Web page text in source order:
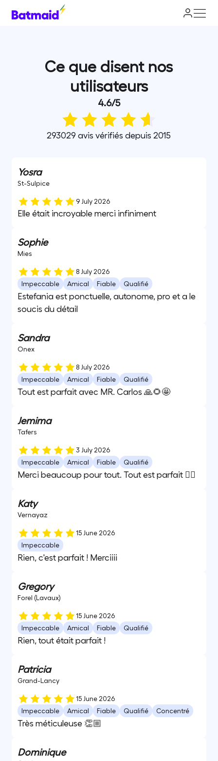
Ce que disent nos
utilisateurs
4.6/5
293029 avis vérifiés depuis 2015
Yosra
St-Sulpice
9 July 2026
Elle était incroyable merci infiniment
Sophie
Mies
8 July 2026
Impeccable
Amical Fiable Qualifié
Estefania est ponctuelle, autonome, pro et a le
soucis du détail
Sandra
Onex
8 July 2026
Impeccable
Amical Fiable Qualifié
Tout est parfait avec MR. Carlos 🙏🌻🤩
Jemima
Tafers
3 July 2026
Impeccable
Amical Fiable Qualifié
Merci beaucoup pour tout. Tout est parfait 👌🏼
Katy
Vernayaz
15 June 2026
Impeccable
Rien, c'est parfait ! Merciiii
Gregory
Forel (Lavaux)
15 June 2026
Impeccable
Amical Fiable Qualifié
Rien, tout était parfait !
Patricia
Grand-Lancy
15 June 2026
Impeccable
Amical Fiable Qualifié Concentré
Très méticuleuse 👏🏼
Dominique